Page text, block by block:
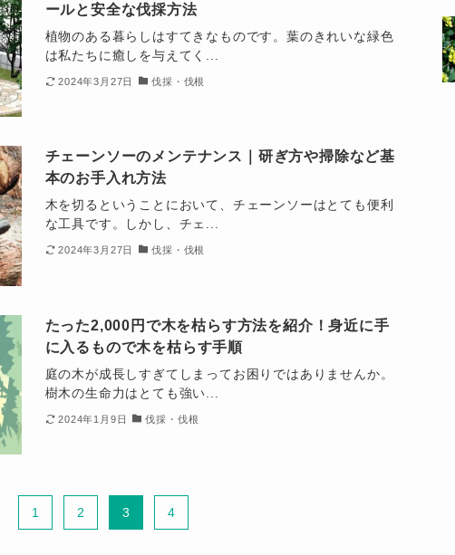
ールと安全な伐採方法
植物のある暮らしはすてきなものです。葉のきれいな緑色
は私たちに癒しを与えてく...
2024年3月27日 伐採・伐根
チェーンソーのメンテナンス｜研ぎ方や掃除など基
本のお手入れ方法
木を切るということにおいて、チェーンソーはとても便利
な工具です。しかし、チェ...
2024年3月27日 伐採・伐根
たった2,000円で木を枯らす方法を紹介！身近に手
に入るもので木を枯らす手順
庭の木が成長しすぎてしまってお困りではありませんか。
樹木の生命力はとても強い...
2024年1月9日 伐採・伐根
1 2 3 4